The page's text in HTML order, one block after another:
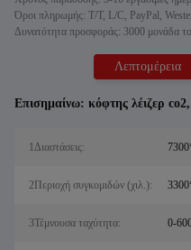
Όροι πληρωμής: T/T, L/C, PayPal,
Δυνατότητα προσφοράς: 3000 μονάδα
Λεπτομέρεια
Επισημαίνω: κόφτης λέιζερ co2,
1Διαστάσεις:
2Περιοχή συγκομιδών (χιλ.):
3Τέμνουσα ταχύτητα: 0-